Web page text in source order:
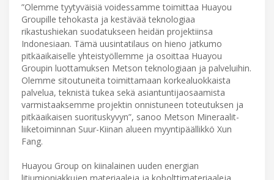
”Olemme tyytyväisiä voidessamme toimittaa Huayou
Groupille tehokasta ja kestävää teknologiaa
rikastushiekan suodatukseen heidän projektiinsa
Indonesiaan. Tämä uusintatilaus on hieno jatkumo
pitkäaikaiselle yhteistyöllemme ja osoittaa Huayou
Groupin luottamuksen Metson teknologiaan ja palveluihin.
Olemme sitoutuneita toimittamaan korkealuokkaista
palvelua, teknistä tukea sekä asiantuntijaosaamista
varmistaaksemme projektin onnistuneen toteutuksen ja
pitkäaikaisen suorituskyvyn”, sanoo Metson Mineraalit-
liiketoiminnan Suur-Kiinan alueen myyntipäällikkö Xun
Fang.
Huayou Group on kiinalainen uuden energian